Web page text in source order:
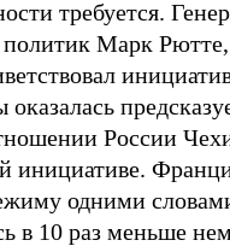
требуется.
политик Марк
оказалась
России
инициативе.
одними
в 10 раз меньше